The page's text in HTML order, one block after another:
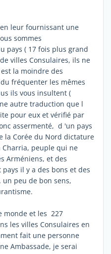
leur fournissant une
sommes
pays ( 17 fois plus grand
villes Consulaires, ils ne
la moindre des
fréquenter les mêmes
ils vous insultent (
autre traduction que l
pour eux et vérifié par
assermenté, d 'un pays
la Corée du Nord dictature
peuple qui ne
Arméniens, et des
il y a des bons et des
peu de bon sens,
monde et les 227
les villes Consulaires en
fait une personne
Ambassade, je serai